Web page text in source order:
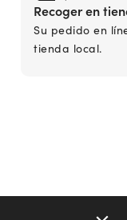
Recoger en
Su pedido en
tienda local.